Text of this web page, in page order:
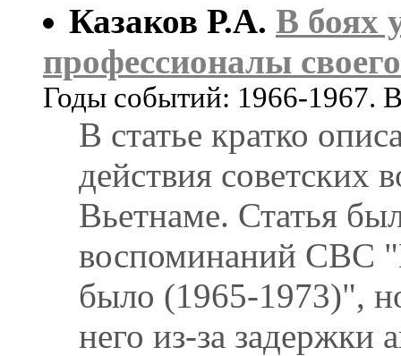
Казаков Р.А. В боях
профессионалы
Годы событий: 1966-1967.
В статье кратко
действия советских
Вьетнаме. Статья
воспоминаний СВС
было (1965-1973)",
него из-за задержки